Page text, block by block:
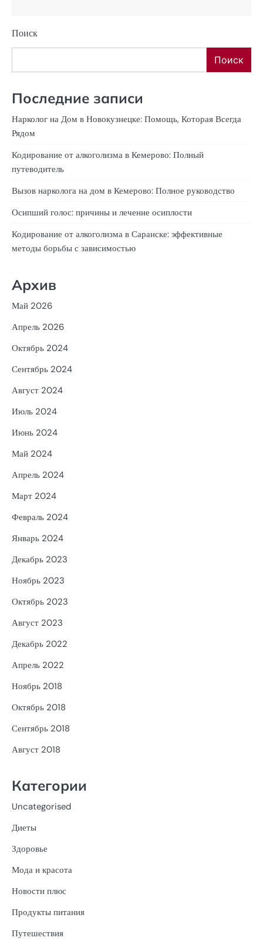
Поиск
Поиск
Последние записи
Нарколог на Дом в Новокузнецке: Помощь, Которая Всегда
Рядом
Кодирование от алкоголизма в Кемерово: Полный
путеводитель
Вызов нарколога на дом в Кемерово: Полное руководство
Осипший голос: причины и лечение осиплости
Кодирование от алкоголизма в Саранске: эффективные
методы борьбы с зависимостью
Архив
Май 2026
Апрель 2026
Октябрь 2024
Сентябрь 2024
Август 2024
Июль 2024
Июнь 2024
Май 2024
Апрель 2024
Март 2024
Февраль 2024
Январь 2024
Декабрь 2023
Ноябрь 2023
Октябрь 2023
Август 2023
Декабрь 2022
Апрель 2022
Ноябрь 2018
Октябрь 2018
Сентябрь 2018
Август 2018
Категории
Uncategorised
Диеты
Здоровье
Мода и красота
Новости плюс
Продукты питания
Путешествия